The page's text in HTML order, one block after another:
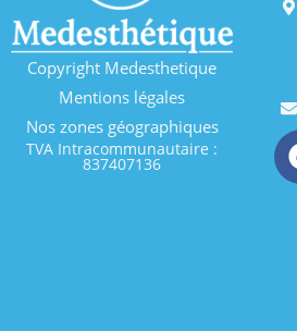
Copyright Medesthetique
Mentions légales
Nos zones géographiques
TVA Intracommunautaire :
837407136